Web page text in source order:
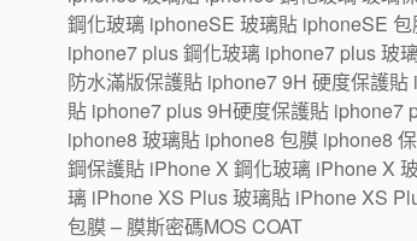
鋼化玻璃 iphoneSE 玻璃貼 iphoneSE
iphone7 plus 鋼化玻璃 iphone7 plus 玻
防水滿版保護貼 iphone7 9H 硬度保護
貼 iphone7 plus 9H硬度保護貼 iphone7
iphone8 玻璃貼 iphone8 包膜 iphone8
鋼保護貼 iPhone X 鋼化玻璃 iPhone X
璃 iPhone XS Plus 玻璃貼 iPhone XS
包膜 – 膜斯密碼MOS COAT